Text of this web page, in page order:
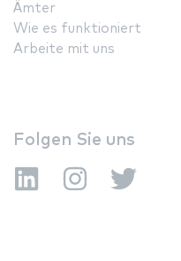
Ämter
Wie es funktioniert
Arbeite mit uns
Folgen Sie uns